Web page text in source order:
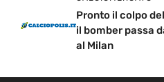
Pronto il colpo
il bomber passa
al Milan